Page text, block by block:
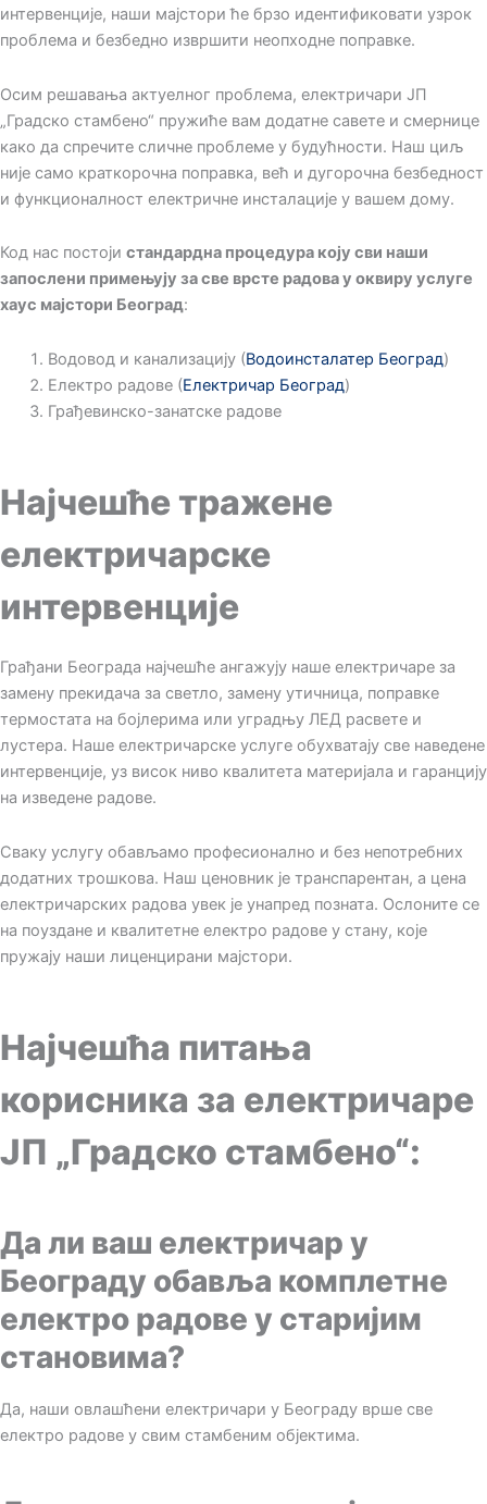
интервенције, наши мајстори ће брзо идентификовати узрок
проблема и безбедно извршити неопходне поправке.
Осим решавања актуелног проблема, електричари ЈП
„Градско стамбено“ пружиће вам додатне савете и смернице
како да спречите сличне проблеме у будућности. Наш циљ
није само краткорочна поправка, већ и дугорочна безбедност
и функционалност електричне инсталације у вашем дому.
Код нас постоји стандардна процедура коју сви наши
запослени примењују за све врсте радова у оквиру услуге
хаус мајстори Београд:
Водовод и канализацију (Водоинсталатер Београд)
Електро радове (Електричар Београд)
Грађевинско-занатске радове
Најчешће тражене
електричарске
интервенције
Грађани Београда најчешће ангажују наше електричаре за
замену прекидача за светло, замену утичница, поправке
термостата на бојлерима или уградњу ЛЕД расвете и
лустера. Наше електричарске услуге обухватају све наведене
интервенције, уз висок ниво квалитета материјала и гаранцију
на изведене радове.
Сваку услугу обављамо професионално и без непотребних
додатних трошкова. Наш ценовник је транспарентан, а цена
електричарских радова увек је унапред позната. Ослоните се
на поуздане и квалитетне електро радове у стану, које
пружају наши лиценцирани мајстори.
Најчешћа питања
корисника за електричаре
ЈП „Градско стамбено“:
Да ли ваш електричар у
Београду обавља комплетне
електро радове у старијим
становима?
Да, наши овлашћени електричари у Београду врше све
електро радове у свим стамбеним објектима.